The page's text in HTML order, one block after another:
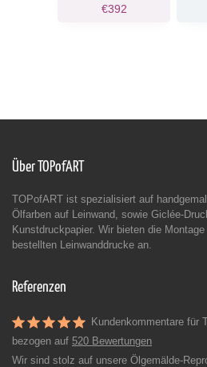
€392
Über TOPofART
TOPofART ist spezialisiert auf
Ölfarben auf Leinwand, sowie Giclée-
Kunstdruckpapier. Wir bieten die
bestellten Leinwanddrucke an.
Referenzen
Kundenkommentare für
bezogen auf 520 Bewertungen
Wir sind stolz auf unsere Ölgemälde-